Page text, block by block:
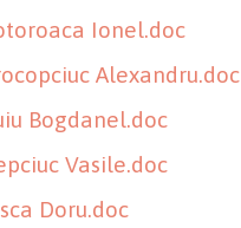
Ionel.doc
Alexandru.doc
Bogdanel.doc
Vasile.doc
Doru.doc